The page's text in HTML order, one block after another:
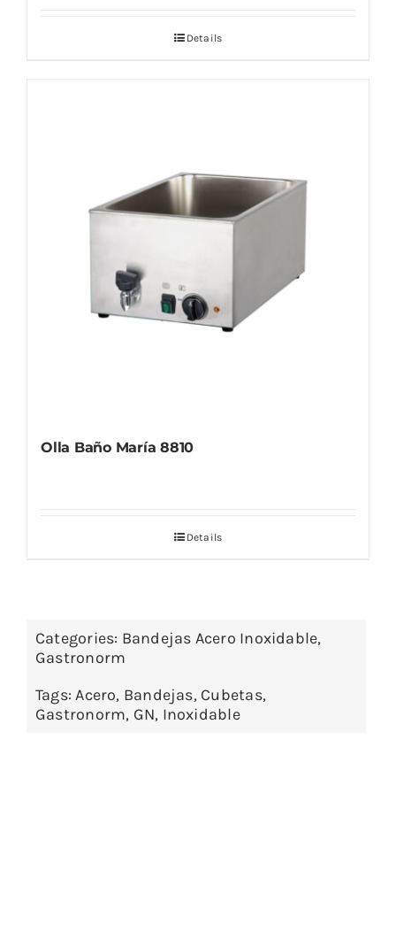
Details
Olla Baño María 8810
Details
Categories: Bandejas Acero Inoxidable,
Gastronorm
Tags:Acero, Bandejas, Cubetas,
Gastronorm, GN, Inoxidable